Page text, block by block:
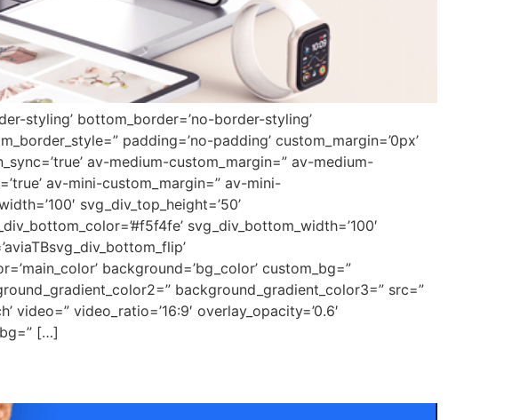
styling’ bottom_border=’no-border-styling’
padding=’no-padding’ custom_margin=’0px’
av-medium-custom_margin=” av-medium-
av-mini-custom_margin=” av-mini-
svg_div_top_height=’50’
svg_div_bottom_width=’100′
background=’bg_color’ custom_bg=”
background_gradient_color3=” src=”
video=” video_ratio=’16:9′ overlay_opacity=’0.6′
[…]